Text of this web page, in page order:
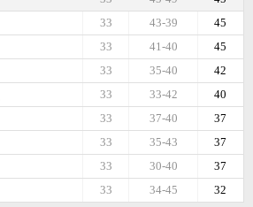
45
43-39
33
45
41-40
33
42
35-40
33
40
33-42
33
37
37-40
33
37
35-43
33
37
30-40
33
32
34-45
33